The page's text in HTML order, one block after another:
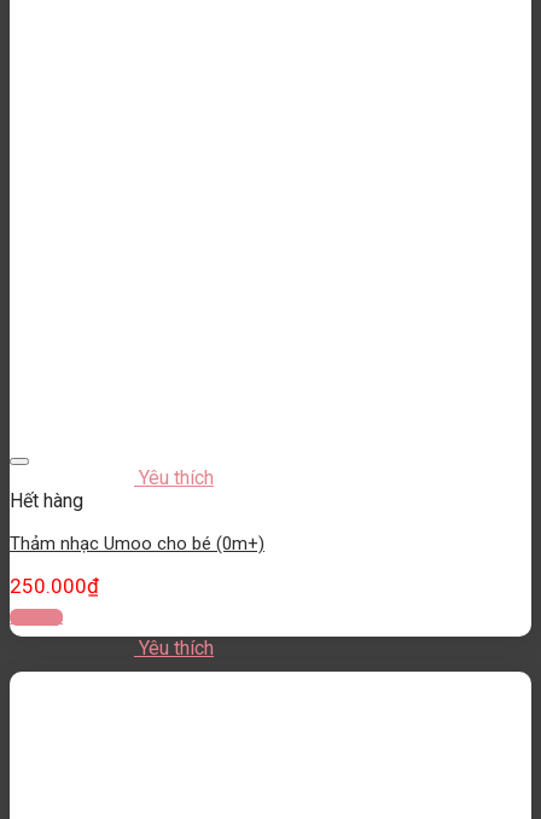
Yêu thích
Hết hàng
Thảm nhạc Umoo cho bé (0m+)
250.000₫
Đọc tiếp
Yêu thích